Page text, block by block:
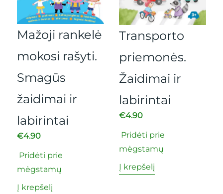
Mažoji rankelė
mokosi rašyti.
Smagūs
žaidimai ir
labirintai
€4.90
Pridėti prie
mėgstamų
Į krepšelį
Transporto
priemonės.
Žaidimai ir
labirintai
€4.90
Pridėti prie
mėgstamų
Į krepšelį